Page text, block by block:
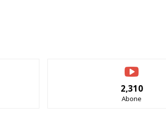
2,310
Abone